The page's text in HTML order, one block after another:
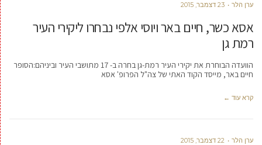
ערן הלר 23 דצמבר, 2015
אסא כשר, חיים באר ויוסי אלפי נבחרו ליקירי העיר
רמת גן
הוועדה הבוחרת את יקירי העיר רמת-גן בחרה ב- 17 מתושבי העיר וביניהם:הסופר
חיים באר, מייסד הקוד האתי של צה"ל הפרופ' אסא
קרא עוד ←
ערן הלר 22 דצמבר, 2015